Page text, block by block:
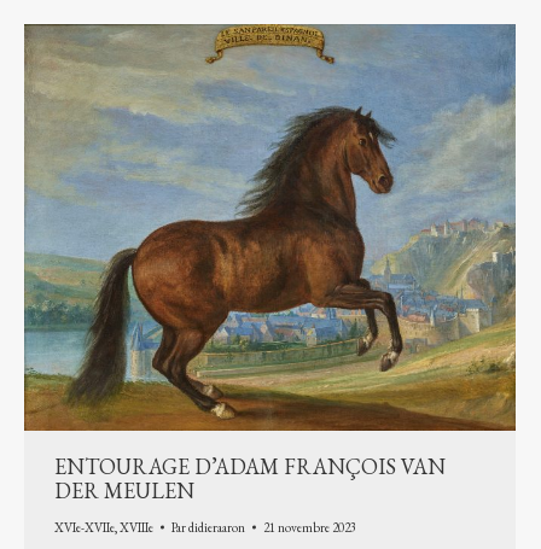
ENTOURAGE D’ADAM FRANÇOIS VAN
DER MEULEN
XVIe-XVIIe,XVIIIe Pardidieraaron 21 novembre 2023